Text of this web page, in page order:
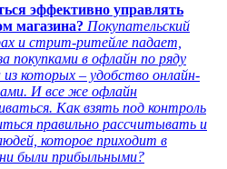
эффективно управлять
магазина? Покупательский
и стрит-ритейле падает,
покупками в офлайн по ряду
которых – удобство онлайн-
И все же офлайн
Как взять под контроль
правильно рассчитывать и
которое приходит в
были прибыльными?